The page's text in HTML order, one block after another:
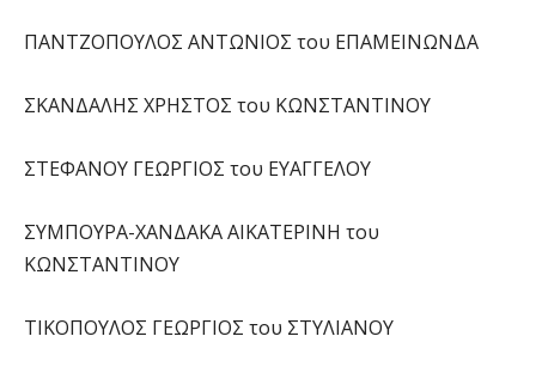
ΠΑΝΤΖΟΠΟΥΛΟΣ ΑΝΤΩΝΙΟΣ του ΕΠΑΜΕΙΝΩΝΔΑ
ΣΚΑΝΔΑΛΗΣ ΧΡΗΣΤΟΣ του ΚΩΝΣΤΑΝΤΙΝΟΥ
ΣΤΕΦΑΝΟΥ ΓΕΩΡΓΙΟΣ του ΕΥΑΓΓΕΛΟΥ
ΣΥΜΠΟΥΡΑ-ΧΑΝΔΑΚΑ ΑΙΚΑΤΕΡΙΝΗ του
ΚΩΝΣΤΑΝΤΙΝΟΥ
ΤΙΚΟΠΟΥΛΟΣ ΓΕΩΡΓΙΟΣ του ΣΤΥΛΙΑΝΟΥ